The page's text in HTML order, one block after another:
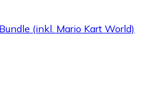
(inkl. Mario Kart World)